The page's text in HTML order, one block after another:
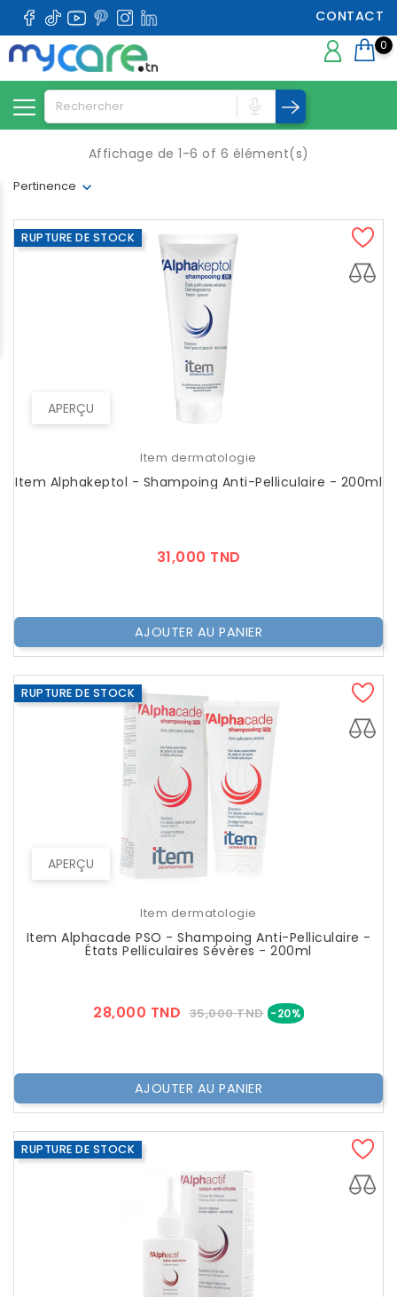
CONTACT
0
Pertinence
Affichage de 1-6 of 6 élément(s)
APERÇU
RUPTURE DE STOCK
Item dermatologie
Item Alphakeptol - Shampoing Anti-Pelliculaire - 200ml
31,000 TND
AJOUTER AU PANIER
APERÇU
RUPTURE DE STOCK
Item dermatologie
Item Alphacade PSO - Shampoing Anti-Pelliculaire -
États Pelliculaires Sévères - 200ml
28,000 TND Prix
35,000 TND -20%Prix
AJOUTER AU PANIER
RUPTURE DE STOCK